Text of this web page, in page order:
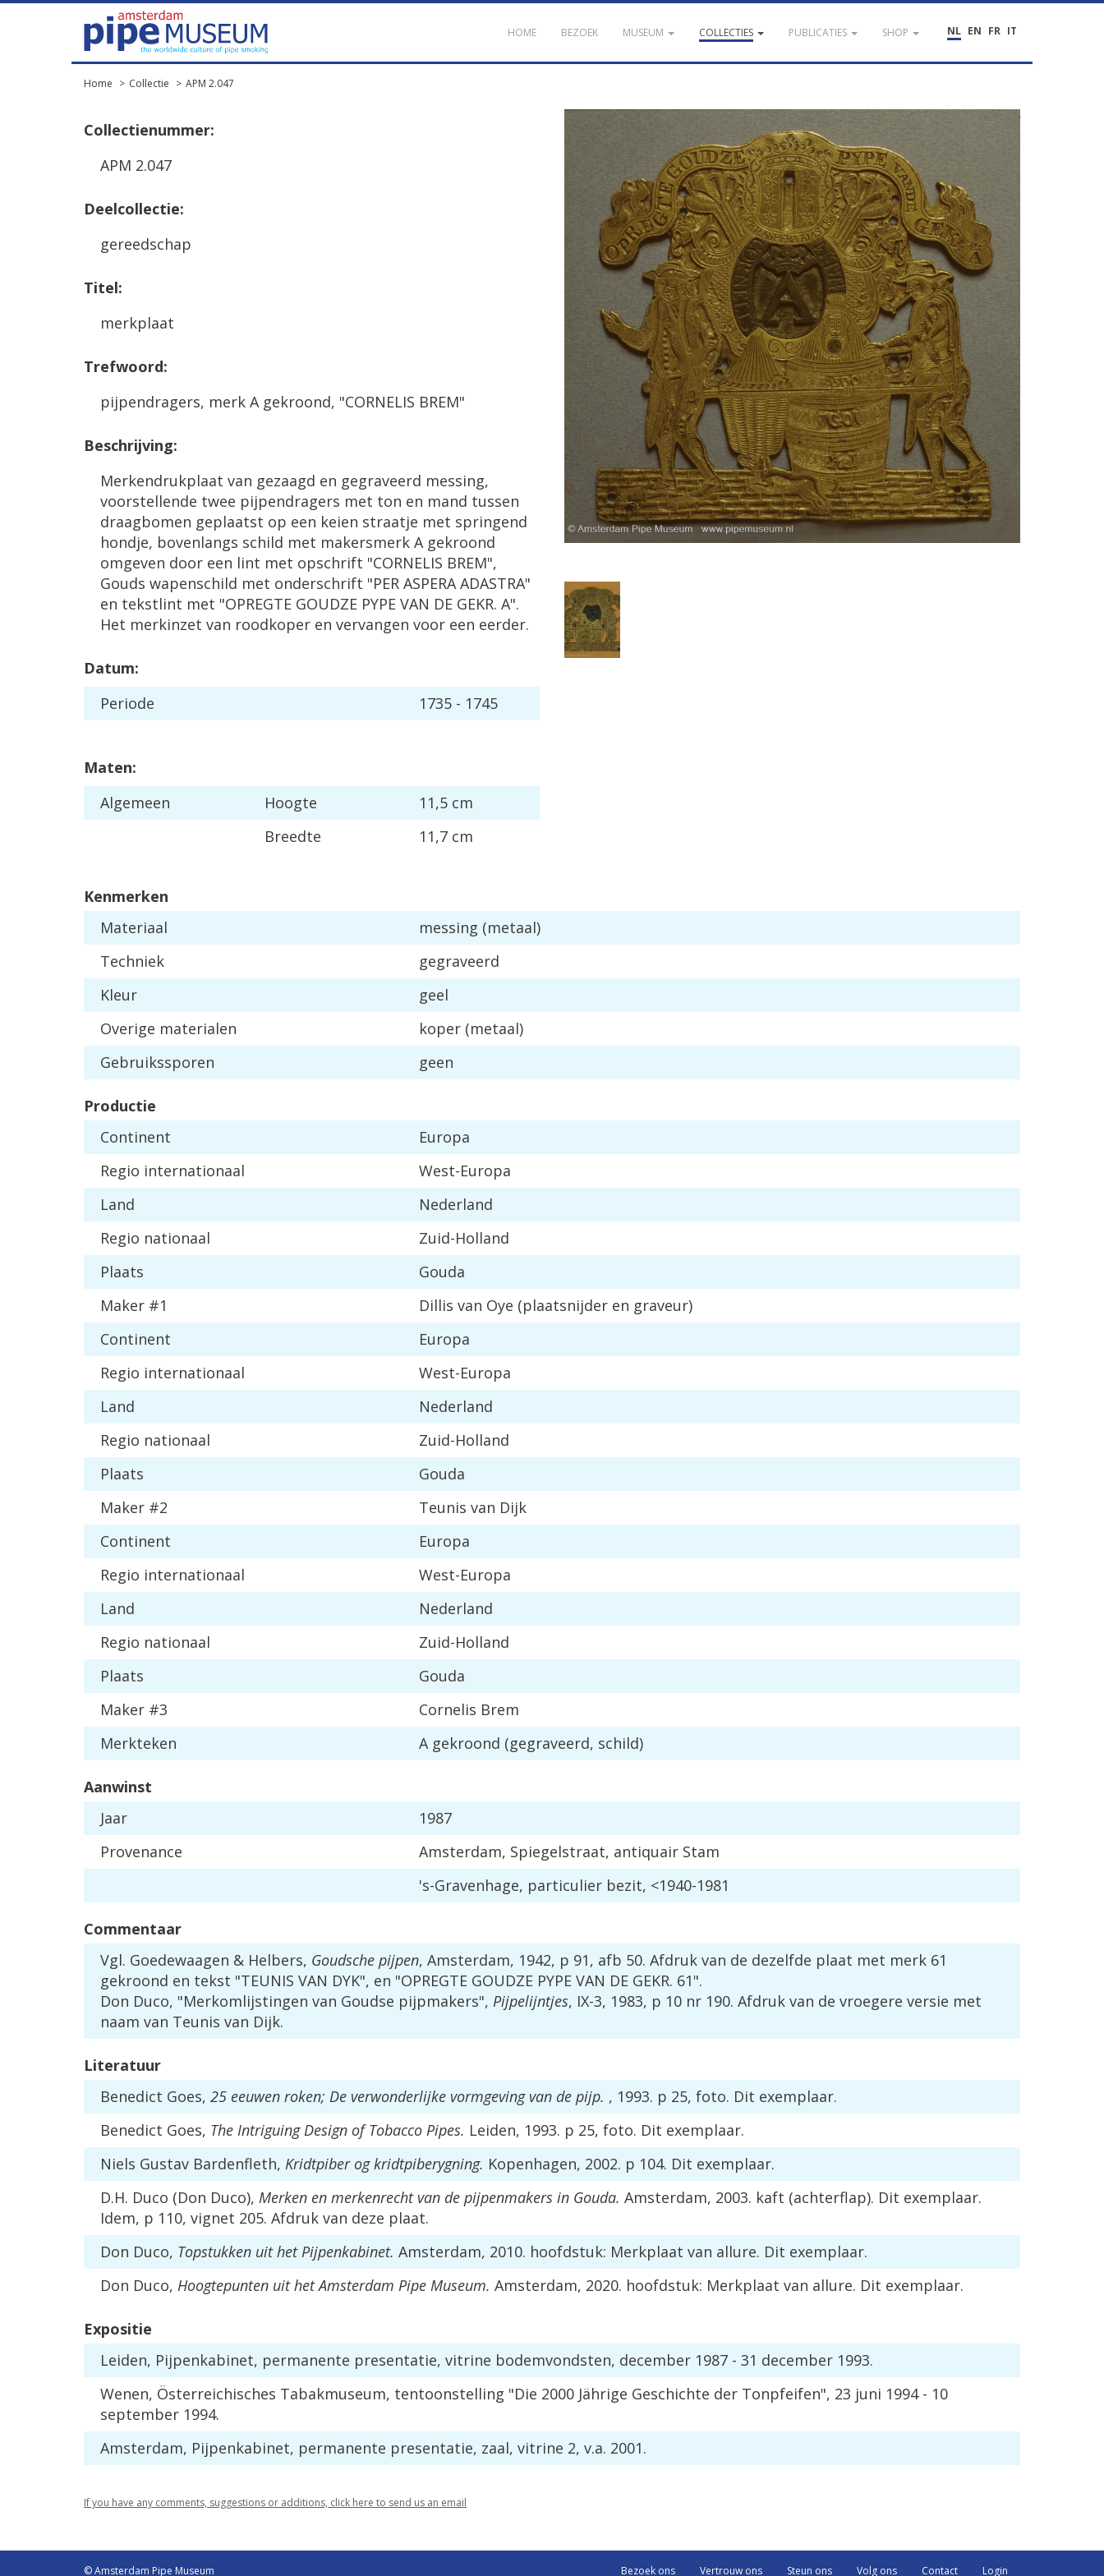
NL EN FR IT
HOME BEZOEK MUSEUM COLLECTIES PUBLICATIES SHOP
Home Collectie APM 2.047
Collectienummer:
APM 2.047
Deelcollectie:
gereedschap
Titel:
merkplaat
Trefwoord:
pijpendragers, merk A gekroond, "CORNELIS BREM"
Beschrijving:
Merkendrukplaat van gezaagd en gegraveerd messing,
voorstellende twee pijpendragers met ton en mand tussen
draagbomen geplaatst op een keien straatje met springend
hondje, bovenlangs schild met makersmerk A gekroond
omgeven door een lint met opschrift "CORNELIS BREM",
Gouds wapenschild met onderschrift "PER ASPERA ADASTRA"
en tekstlint met "OPREGTE GOUDZE PYPE VAN DE GEKR. A".
Het merkinzet van roodkoper en vervangen voor een eerder.
Datum:
Periode
1735 - 1745
Maten:
Algemeen
Hoogte
11,5 cm
Breedte
11,7 cm
Kenmerken
Materiaal
messing (metaal)
Techniek
gegraveerd
Kleur
geel
Overige materialen
koper (metaal)
Gebruikssporen
geen
Productie
Continent
Europa
Regio internationaal
West-Europa
Land
Nederland
Regio nationaal
Zuid-Holland
Plaats
Gouda
Maker #1
Dillis van Oye (plaatsnijder en graveur)
Continent
Europa
Regio internationaal
West-Europa
Land
Nederland
Regio nationaal
Zuid-Holland
Plaats
Gouda
Maker #2
Teunis van Dijk
Continent
Europa
Regio internationaal
West-Europa
Land
Nederland
Regio nationaal
Zuid-Holland
Plaats
Gouda
Maker #3
Cornelis Brem
Merkteken
A gekroond (gegraveerd, schild)
Aanwinst
Jaar
1987
Provenance
Amsterdam, Spiegelstraat, antiquair Stam
's-Gravenhage, particulier bezit, <1940-1981
Commentaar
Vgl. Goedewaagen & Helbers, Goudsche pijpen, Amsterdam, 1942, p 91, afb 50. Afdruk van de dezelfde plaat met merk 61
gekroond en tekst "TEUNIS VAN DYK", en "OPREGTE GOUDZE PYPE VAN DE GEKR. 61".
Don Duco, "Merkomlijstingen van Goudse pijpmakers", Pijpelijntjes, IX-3, 1983, p 10 nr 190. Afdruk van de vroegere versie met
naam van Teunis van Dijk.
Literatuur
Benedict Goes, 25 eeuwen roken; De verwonderlijke vormgeving van de pijp. , 1993. p 25, foto. Dit exemplaar.
Benedict Goes, The Intriguing Design of Tobacco Pipes. Leiden, 1993. p 25, foto. Dit exemplaar.
Niels Gustav Bardenfleth, Kridtpiber og kridtpiberygning. Kopenhagen, 2002. p 104. Dit exemplaar.
D.H. Duco (Don Duco), Merken en merkenrecht van de pijpenmakers in Gouda. Amsterdam, 2003. kaft (achterflap). Dit exemplaar.
Idem, p 110, vignet 205. Afdruk van deze plaat.
Don Duco, Topstukken uit het Pijpenkabinet. Amsterdam, 2010. hoofdstuk: Merkplaat van allure. Dit exemplaar.
Don Duco, Hoogtepunten uit het Amsterdam Pipe Museum. Amsterdam, 2020. hoofdstuk: Merkplaat van allure. Dit exemplaar.
Expositie
Leiden, Pijpenkabinet, permanente presentatie, vitrine bodemvondsten, december 1987 - 31 december 1993.
Wenen, Österreichisches Tabakmuseum, tentoonstelling "Die 2000 Jährige Geschichte der Tonpfeifen", 23 juni 1994 - 10
september 1994.
Amsterdam, Pijpenkabinet, permanente presentatie, zaal, vitrine 2, v.a. 2001.
If you have any comments, suggestions or additions, click here to send us an email
© Amsterdam Pipe Museum Bezoek ons Vertrouw ons Steun ons Volg ons Contact Login